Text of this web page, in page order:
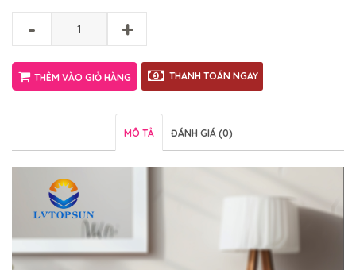
- +
THÊM VÀO GIỎ HÀNG THANH TOÁN NGAY
MÔ TẢ ĐÁNH GIÁ (0)